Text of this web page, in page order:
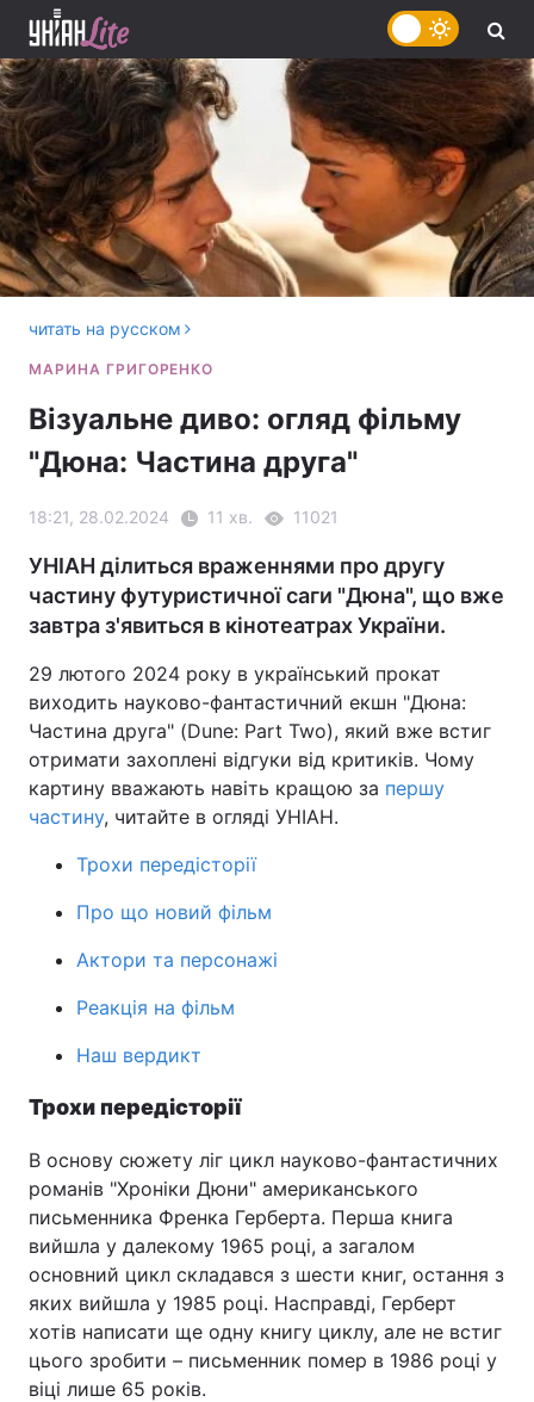
Головна Війна
Україна Політика
Економіка Світ
Спорт Наука
Техно і зв'язок
читать на русском
Візуальне диво: огляд фільму
"Дюна: Частина друга"
18:21, 28.02.2024 11 хв. 11021
УНІАН ділиться враженнями про другу
частину футуристичної саги "Дюна", що вже
завтра з'явиться в кінотеатрах України.
29 лютого 2024 року в український прокат
виходить науково-фантастичний екшн "Дюна:
Частина друга" (Dune: Part Two), який вже встиг
отримати захоплені відгуки від критиків. Чому
картину вважають навіть кращою за першу
частину, читайте в огляді УНІАН.
Трохи передісторії
Про що новий фільм
Актори та персонажі
Реакція на фільм
Наш вердикт
Трохи передісторії
В основу сюжету ліг цикл науково-фантастичних
романів "Хроніки Дюни" американського
письменника Френка Герберта. Перша книга
вийшла у далекому 1965 році, а загалом
основний цикл складався з шести книг, остання з
яких вийшла у 1985 році. Насправді, Герберт
хотів написати ще одну книгу циклу, але не встиг
цього зробити – письменник помер в 1986 році у
віці лише 65 років.